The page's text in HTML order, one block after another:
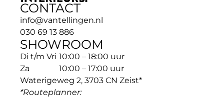
CONTACT
info@vantellingen.nl
030 69 13 886
SHOWROOM
Di t/m Vri
Za
10:00 – 18:00 uur
10:00 – 17:00 uur
Waterigeweg 2, 3703 CN Zeist*
*Routeplanner: